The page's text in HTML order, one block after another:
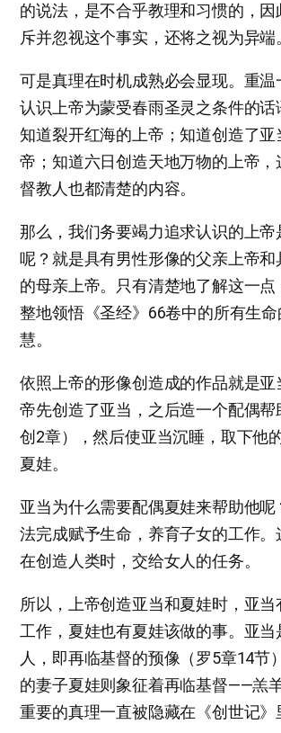
的说法，是不合乎教理和习惯的，
斥并忽视这个事实，还将之视为异端
可是真理在时机成熟必会显现。重
认识上帝为蒙受春雨圣灵之条件的
知道裂开红海的上帝；知道创造了亚
帝；知道六日创造天地万物的上帝，
督教人也都清楚的内容。
那么，我们务要竭力追求认识的上帝
呢？就是具有男性形像的父亲上帝和
的母亲上帝。只有清楚地了解这一
整地领悟《圣经》66卷中的所有生
慧。
依照上帝的形像创造成的作品就是亚
帝先创造了亚当，之后造一个配偶帮
创2章），然后使亚当沉睡，取下他
夏娃。
亚当为什么需要配偶夏娃来帮助他
法完成赋予生命，养育子女的工作。
在创造人类时，交给女人的任务。
所以，上帝创造亚当和夏娃时，亚当
工作，夏娃也有夏娃该做的事。亚当
人，即再临基督的预像（罗5章14节
的妻子夏娃则象征着再临基督——羔
重要的真理一直被隐藏在《创世记》